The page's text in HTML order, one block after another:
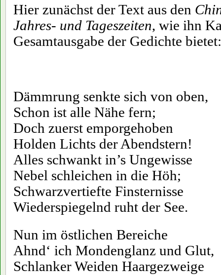
Hier zunächst der Text aus den
Jahres- und Tageszeiten, wie ihn
Gesamtausgabe der Gedichte bietet:
Dämmrung senkte sich von oben,
Schon ist alle Nähe fern;
Doch zuerst emporgehoben
Holden Lichts der Abendstern!
Alles schwankt in’s Ungewisse
Nebel schleichen in die Höh;
Schwarzvertiefte Finsternisse
Wiederspiegelnd ruht der See.
Nun im östlichen Bereiche
Ahnd‘ ich Mondenglanz und Glut,
Schlanker Weiden Haargezweige